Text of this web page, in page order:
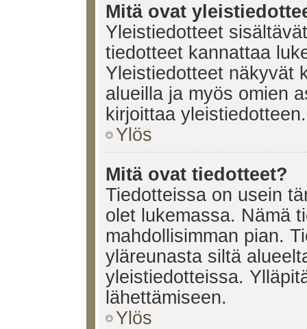
Mitä ovat
Yleistiedotteet
tiedotteet kannattaa
Yleistiedotteet näkyvät
alueilla ja myös omien
kirjoittaa
Ylös
Mitä ovat tiedotteet?
Tiedotteissa on usein
olet lukemassa. Nämä
mahdollisimman pian.
yläreunasta siltä
yleistiedotteissa.
lähettämiseen.
Ylös